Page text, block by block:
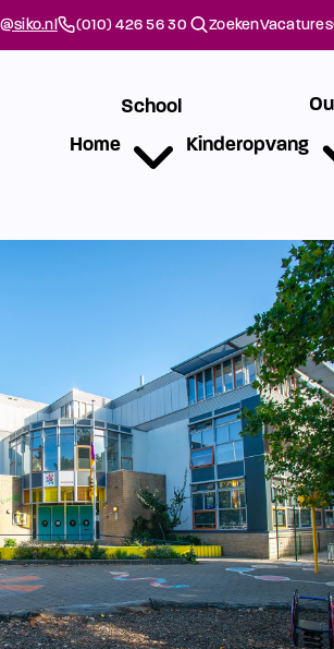
(010) 426 56 30 ZoekenVacatures
Home
School
Kinderopvang